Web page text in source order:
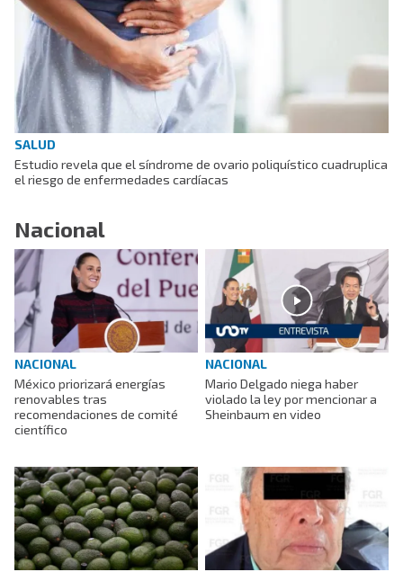
SALUD
Estudio revela que el síndrome de ovario poliquístico cuadruplica
el riesgo de enfermedades cardíacas
Nacional
NACIONAL
México priorizará energías
renovables tras
recomendaciones de comité
científico
NACIONAL
Mario Delgado niega haber
violado la ley por mencionar a
Sheinbaum en video